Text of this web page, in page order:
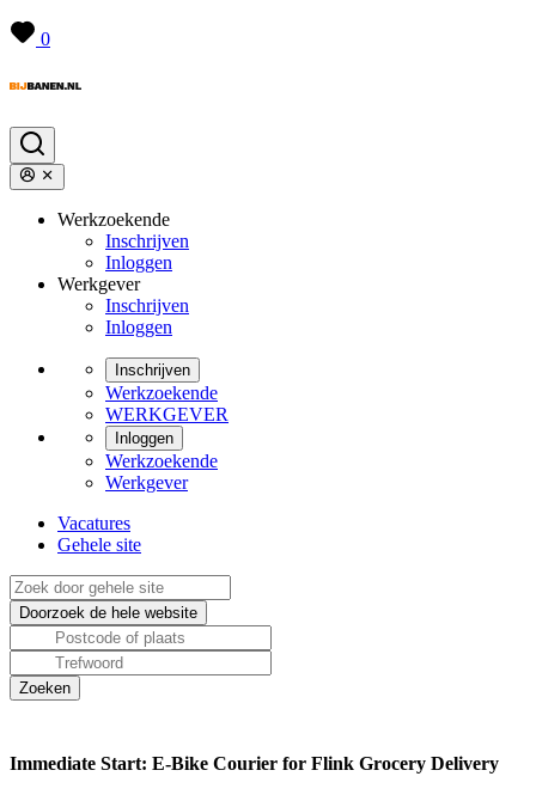
0
Werkzoekende
Inschrijven
Inloggen
Werkgever
Inschrijven
Inloggen
Inschrijven
Werkzoekende
WERKGEVER
Inloggen
Werkzoekende
Werkgever
Vacatures
Gehele site
Immediate Start: E-Bike Courier for Flink Grocery Delivery